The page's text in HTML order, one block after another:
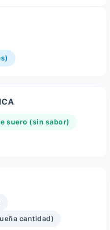
suero (sin sabor)
cantidad)